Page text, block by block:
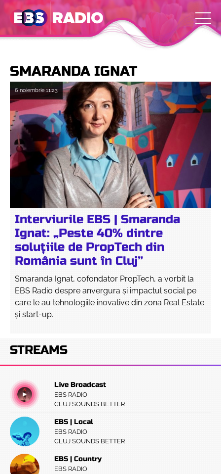
SMARANDA IGNAT
6 noiembrie11:23
Interviurile EBS | Smaranda
Ignat: „Peste 40% dintre
soluțiile de PropTech din
România sunt în Cluj”
Smaranda Ignat, cofondator PropTech, a vorbit la
EBS Radio despre anvergura și impactul social pe
care le au tehnologiile inovative din zona Real Estate
și start-up.
STREAMS
Live Broadcast
EBS RADIO
CLUJ SOUNDS BETTER
EBS | Local
EBS RADIO
CLUJ SOUNDS BETTER
EBS | Country
EBS RADIO